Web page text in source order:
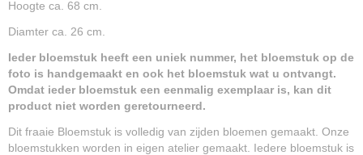
Hoogte ca. 68 cm.
Diamter ca. 26 cm.
Ieder bloemstuk heeft een uniek nummer, het bloemstuk op de
foto is handgemaakt en ook het bloemstuk wat u ontvangt.
Omdat ieder bloemstuk een eenmalig exemplaar is, kan dit
product niet worden geretourneerd.
Dit fraaie Bloemstuk is volledig van zijden bloemen gemaakt. Onze
bloemstukken worden in eigen atelier gemaakt. Iedere bloemstuk is